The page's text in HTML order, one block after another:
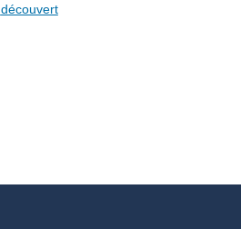
vendeur à découvert, vendeuse à découvert